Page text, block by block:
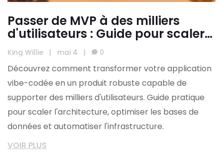
Passer de MVP à des milliers
d'utilisateurs : Guide pour scaler
les apps Vibe-Codées
King Willie | mai 4 | 0
Découvrez comment transformer votre application
vibe-codée en un produit robuste capable de
supporter des milliers d'utilisateurs. Guide pratique
pour scaler l'architecture, optimiser les bases de
données et automatiser l'infrastructure.
VOIR PLUS